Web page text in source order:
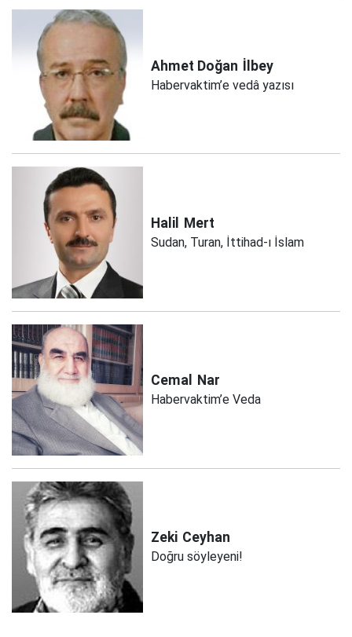
Ahmet Doğan İlbey
Habervaktim’e vedâ yazısı
Halil Mert
Sudan, Turan, İttihad-ı İslam
Cemal Nar
Habervaktim’e Veda
Zeki Ceyhan
Doğru söyleyeni!